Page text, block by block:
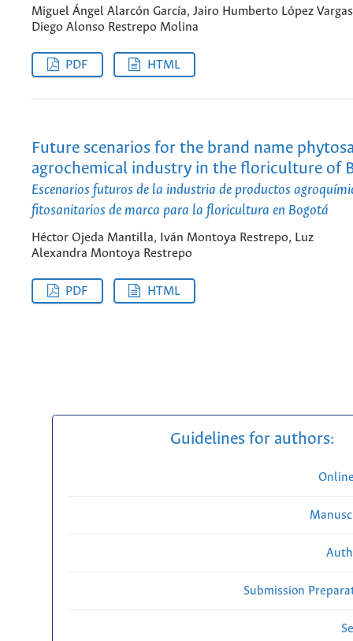
Miguel Ángel Alarcón García, Jairo Humberto López
Diego Alonso Restrepo Molina
PDF HTML
Future scenarios for the brand name
agrochemical industry in the floriculture of
Escenarios futuros de la industria de productos
fitosanitarios de marca para la floricultura en Bogotá
Héctor Ojeda Mantilla, Iván Montoya Restrepo, Luz
Alexandra Montoya Restrepo
PDF HTML
Guidelines for authors:
Submission